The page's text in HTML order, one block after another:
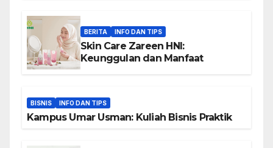
BERITA INFO DAN TIPS
Skin Care Zareen HNI:
Keunggulan dan Manfaat
BISNIS INFO DAN TIPS
Kampus Umar Usman: Kuliah Bisnis Praktik